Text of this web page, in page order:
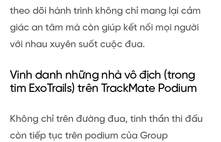
theo dõi hành trình không chỉ mang lại cảm
giác an tâm mà còn giúp kết nối mọi người
với nhau xuyên suốt cuộc đua.
Vinh danh những nhà vô địch (trong
tim ExoTrails) trên TrackMate Podium
Không chỉ trên đường đua, tinh thần thi đấu
còn tiếp tục trên podium của Group